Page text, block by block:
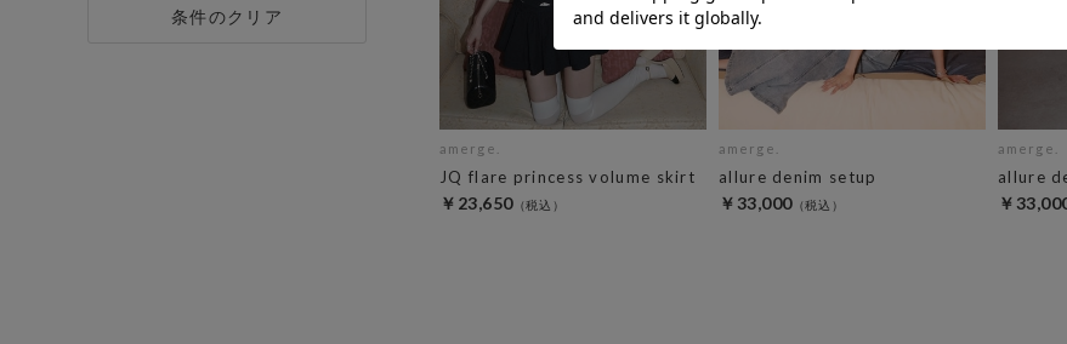
条件のクリア
amerge.
JQ flare princess volume skirt
￥23,650
amerge.
allure denim setup
￥33,000
amerge.
allure
￥